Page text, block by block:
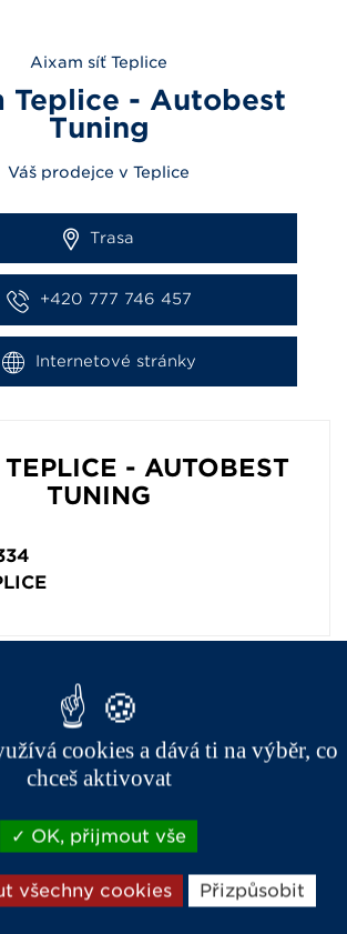
Aixam síť Teplice
Teplice - Autobest
Tuning
Váš prodejce v Teplice
Trasa
+420 777 746 457
Internetové stránky
- AUTOBEST
TUNING
HODINY
- 12:00 13:00 - 17:00 So 9:00 -
A SLUŽBY
cookies a dává ti na výběr, co
chceš aktivovat
OK, přijmout vše
všechny cookies Přizpůsobit